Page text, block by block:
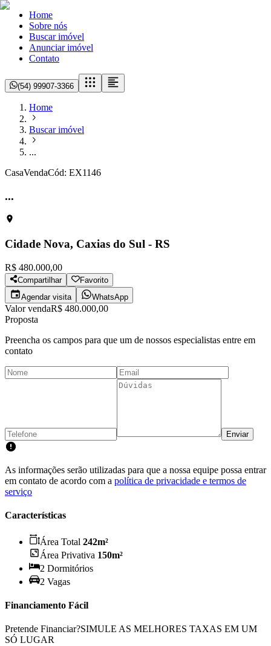
Home
Sobre nós
Buscar imóvel
Anunciar imóvel
Contato
(54) 99907-3366
Home
Buscar imóvel
...
CasaVendaCód: EX1146
...
Cidade Nova, Caxias do Sul - RS
R$ 480.000,00
Compartilhar
Favorito
Agendar visita
WhatsApp
Valor vendaR$ 480.000,00
Proposta
Preencha os campos para que um de nossos especialistas entre em
contato
Enviar
As informações serão utilizadas para que a nossa equipe possa entrar
em contato de acordo com a política de privacidade e termos de
serviço
Características
Área Total 242m²
Área Privativa 150m²
2 Dormitórios
2 Vagas
Financiamento Fácil
Pretende Financiar?SIMULE AS MELHORES TAXAS EM UM
SÓ LUGAR